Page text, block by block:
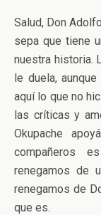
Salud, Don
sepa que tiene
nuestra historia.
le duela,
aquí lo que no
las críticas y
Okupache
compañeros
renegamos de
renegamos de
que es.